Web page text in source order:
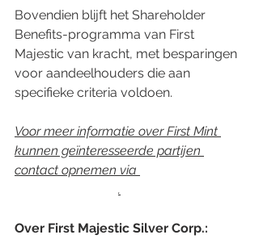
Bovendien blijft het Shareholder
Benefits-programma van First
Majestic van kracht, met besparingen
voor aandeelhouders die aan
specifieke criteria voldoen.
Voor meer informatie over First Mint
kunnen geïnteresseerde partijen
contact opnemen via
.
Over First Majestic Silver Corp.: